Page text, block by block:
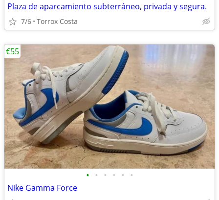
Plaza de aparcamiento subterráneo, privada y segura.
7/6 Torrox Costa
• • • • • •
Nike Gamma Force
€55